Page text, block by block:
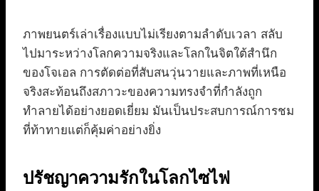
ภาพยนตร์เล่าเรื่องแบบไม่เรียงตามลำดับเวลา สลับ
ไปมาระหว่างโลกความจริงและโลกในจิตใต้สำนึก
ของโจเอล การตัดต่อที่สับสนวุ่นวายและภาพที่เหนือ
จริงสะท้อนถึงสภาวะของความทรงจำที่กำลังถูก
ทำลายได้อย่างยอดเยี่ยม มันเป็นประสบการณ์การชม
ที่ท้าทายแต่ก็คุ้มค่าอย่างยิ่ง
ปรัชญาความรักในโลกไซไฟ